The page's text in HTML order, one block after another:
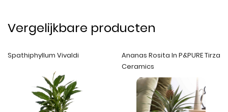
Vergelijkbare producten
Spathiphyllum Vivaldi
Ananas Rosita In P&PURE Tirza
Ceramics